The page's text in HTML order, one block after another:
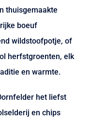
thuisgemaakte
boeuf
wildstoofpotje, of
herfstgroenten, elk
en warmte.
het liefst
en chips